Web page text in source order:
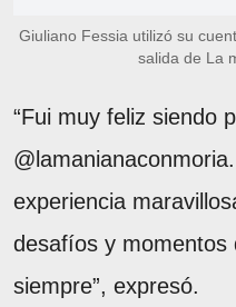
Giuliano Fessia utilizó su
salida de La
“Fui muy feliz siendo
experiencia
desafíos y momentos
siempre”, expresó.